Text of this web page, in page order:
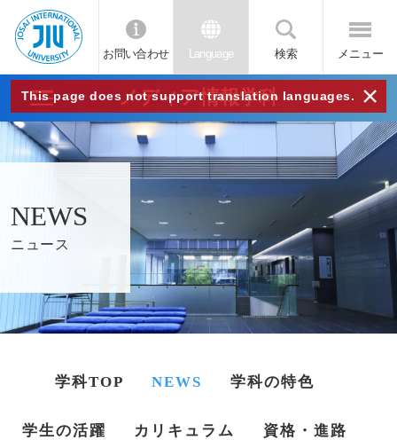
JIU
城西
大学
お問い合わせ Language 検索 メニュー
This page does not support translation languages. ×
メディア情報学科
NEWS
ニュース
学科TOP NEWS 学科の特色
学生の活躍 カリキュラム 資格・進路